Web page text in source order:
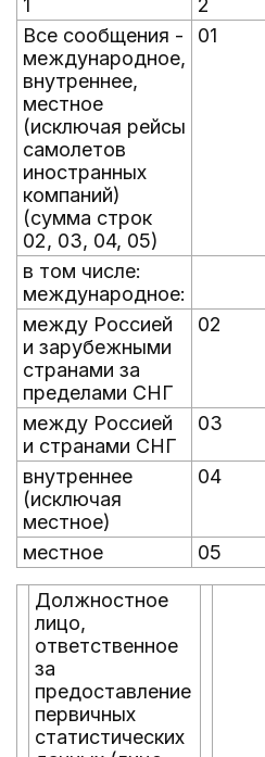
1 2
Все сообщения -
международное,
внутреннее,
местное
(исключая рейсы
самолетов
иностранных
компаний)
(сумма строк
02, 03, 04, 05)
01
в том числе:
международное:
между Россией
и зарубежными
странами за
пределами СНГ
02
между Россией
и странами СНГ
03
внутреннее
(исключая
местное)
04
местное 05
Должностное
лицо,
ответственное
за
предоставление
первичных
статистических